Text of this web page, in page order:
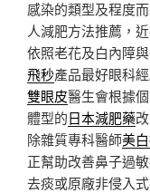
感染的類型及程度
人減肥方法推薦，
依照老花及白內障
飛秒產品最好眼科
雙眼皮醫生會根據
體型的日本減肥藥
除雜質專科醫師美
正幫助改善鼻子過
去痰或原廠非侵入